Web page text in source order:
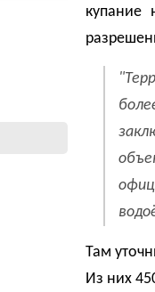
купание
Там
Из них